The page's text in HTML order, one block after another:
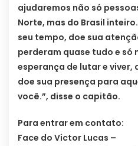
ajudaremos não só
Norte, mas do Brasil
seu tempo, doe sua
perderam quase tudo e só
esperança de lutar e viver,
doe sua presença para
você.”, disse o capitão.
Para entrar em contato:
Face do Victor Lucas –